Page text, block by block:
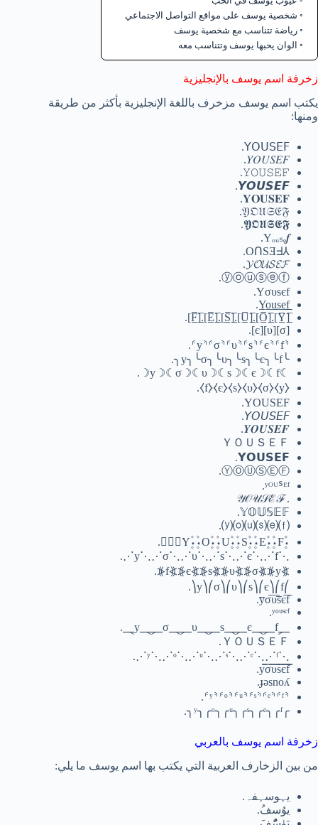
شخصية يوسف على مواقع التواصل الاجتماعي
رياضة تتناسب مع شخصية يوسف
الوان يحبها يوسف وتتناسب معه
زخرفة اسم يوسف بالإنجليزية
يكتب اسم يوسف مزخرف باللغة الإنجليزية بأكثر من طريقة
ومنها:
𝖸𝖮𝖴𝖲𝖤𝖥.
𝑌𝑂𝑈𝑆𝐸𝐹.
𝚈𝙾𝚄𝚂𝙴𝙵.
𝙔𝙊𝙐𝙎𝙀𝙁.
𝐘𝐎𝐔𝐒𝐄𝐅.
𝔜𝔒𝔘𝔖𝔈𝔉.
𝖄𝕺𝖀𝕾𝕰𝕱.
Yₒᵤₛₑ𝆑.
⅄OՈSƎᖵ.
𝓨𝓞𝓤𝓢𝓔𝓕.
ⓨⓞⓤⓢⓔⓕ.
Yσυsєf.
[̲̅Y̲̅].[̲̅O̲̅].[̲̅U̲̅].[̲̅S̲̅].[̲̅E̲̅].[̲̅F̲̅].
[σ][υ][є].
⸄y⸅⸄σ⸅⸄υ⸅⸄s⸅⸄є⸅⸄f⸅.
╰y╮╰σ╮╰υ╮╰s╮╰є╮╰f╮.
☾y☽☾σ☽☾υ☽☾s☽☾є☽☾f☽.
⧼y⧽⧼σ⧽⧼υ⧽⧼s⧽⧼є⧽⧼f⧽.
YOUSEF.
𝘠𝘖𝘜𝘚𝘌𝘍.
𝒀𝑶𝑼𝑺𝑬𝑭.
ＹＯＵＳＥＦ
𝗬𝗢𝗨𝗦𝗘𝗙.
ⓎⓄⓊⓈⒺⒻ.
ʸᴼᵁᔆᴱᶠ.
.𝒴𝒪𝒰𝒮ℰℱ
𝕐𝕆𝕌𝕊𝔼𝔽.
⒴⒪⒰⒮⒠⒡.
۰۪۫Y۪۫۰۰۪۫O۪۫۰۰۪۫U۪۫۰۰۪۫S۪۫۰۰۪۫E۪۫۰۰۪۫F۪۫۰.
⋰y⋱⋰σ⋱⋰υ⋱⋰s⋱⋰є⋱⋰f⋱.
⦕y⦖⦕σ⦖⦕υ⦖⦕s⦖⦕є⦖⦕f⦖.
⎛y⎞⎛σ⎞⎛υ⎞⎛s⎞⎛є⎞⎛f⎞.
ʸᵒᵘˢᵉᶠ.
⸐y⸑⸐σ⸑⸐υ⸑⸐s⸑⸐є⸑⸐f⸑.
ＹＯＵＳＥＦ.
⋰ʸ⋱⋰ᵒ⋱⋰ᵘ⋱⋰ˢ⋱⋰ᵉ⋱⋰ᶠ⋱.
ɟǝsnoʎ.
⸄ʸ⸅⸄ᵒ⸅⸄ᵘ⸅⸄ˢ⸅⸄ᵉ⸅⸄ᶠ⸅.
╭ʸ╮╭ᵒ╮╭ᵘ╮╭ˢ╮╭ᵉ╮╭ᶠ╮.
زخرفة اسم يوسف بالعربي
من بين الزخارف العربية التي يكتب بها اسم يوسف ما يلي:
يہوسہفہ.
يوُسفُ.